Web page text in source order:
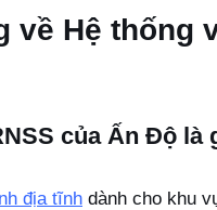
về Hệ thống
của Ấn Độ là
địa tĩnh dành cho khu